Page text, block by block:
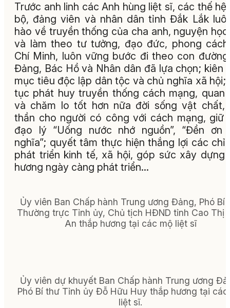
Trước anh linh các Anh hùng liệt sĩ, các thế hệ
bộ, đảng viên và nhân dân tỉnh Đắk Lắk
hào về truyền thống của cha anh, nguyện
và làm theo tư tưởng, đạo đức, phong
Chí Minh, luôn vững bước đi theo con
Đảng, Bác Hồ và Nhân dân đã lựa chọn; kiên
mục tiêu độc lập dân tộc và chủ nghĩa xã hội;
tục phát huy truyền thống cách mạng, quan
và chăm lo tốt hơn nữa đời sống vật chất,
thần cho người có công với cách mạng, giữ
đạo lý “Uống nước nhớ nguồn”, “Đền ơn
nghĩa”; quyết tâm thực hiện thắng lợi các chỉ
phát triển kinh tế, xã hội, góp sức xây dựng
hương ngày càng phát triển…
Ủy viên Ban Chấp hành Trung ương Đảng, Phó Bí
Thường trực Tỉnh ủy, Chủ tịch HĐND tỉnh Cao Thị
An thắp hương tại các mộ liệt sĩ
Ủy viên dự khuyết Ban Chấp hành Trung ương
Phó Bí thư Tỉnh ủy Đỗ Hữu Huy thắp hương tại các
liệt sĩ.